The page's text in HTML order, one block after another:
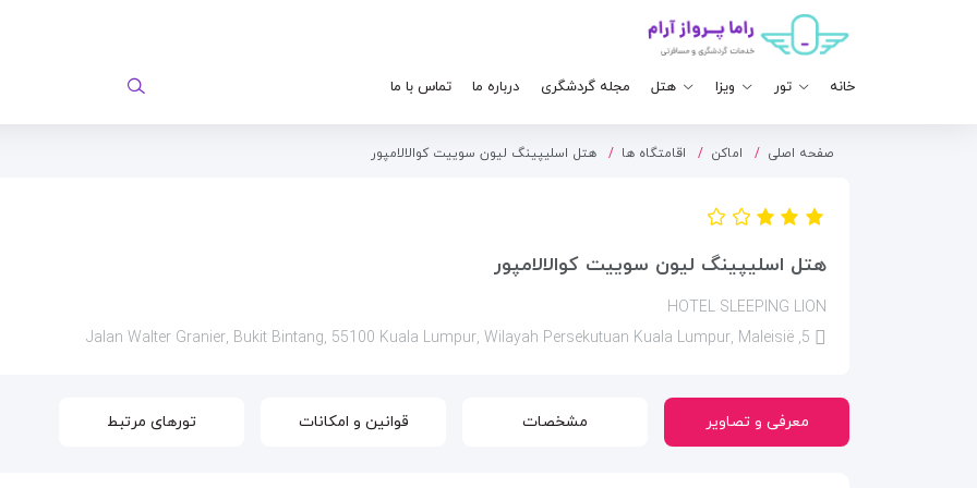
خانه تور ویزا هتل مجله گردشگری درباره ما تماس با ما
صفحه اصلی اماکن اقامتگاه ها هتل اسلیپینگ لیون سوییت کوالالامپور
هتل اسلیپینگ لیون سوییت کوالالامپور
HOTEL SLEEPING LION
معرفی و تصاویر مشخصات قوانین و امکانات تورهای مرتبط